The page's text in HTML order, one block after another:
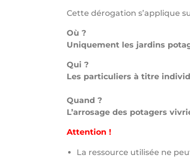
Cette dérogation s’applique
Où ?
Uniquement les jardins
Qui ?
Les particuliers à titre
Quand ?
L’arrosage des potagers
Attention !
La ressource utilisée ne